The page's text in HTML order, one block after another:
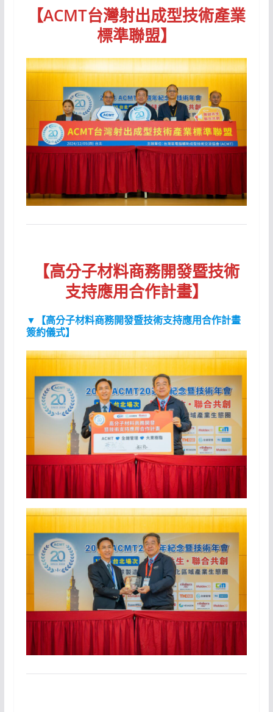
【ACMT台灣射出成型技術產業
標準聯盟】
【高分子材料商務開發暨技術
支持應用合作計畫】
▼【高分子材料商務開發暨技術支持應用合作計畫
簽約儀式】